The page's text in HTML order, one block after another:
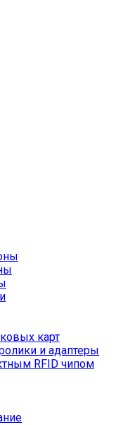
карт
и адаптеры
RFID чипом